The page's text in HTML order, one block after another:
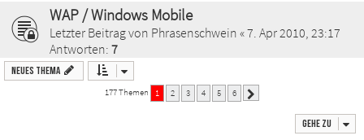
WAP / Windows Mobile
Letzter Beitrag von Phrasenschwein «7. Apr 2010, 23:17
Antworten: 7
Neues Thema
177 Themen 1 2 3 4 5 6
Gehe zu